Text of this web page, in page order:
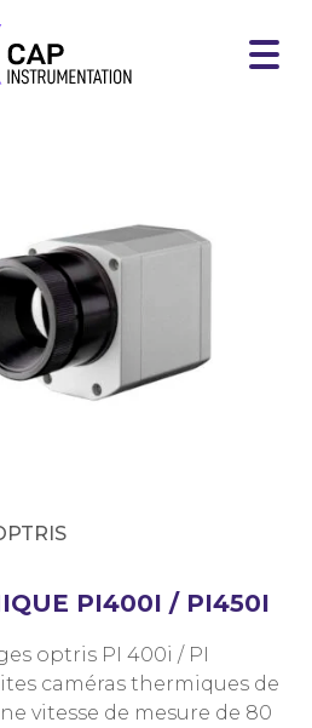
PI400I / PI450I
optris PI 400i / PI
caméras thermiques de
vitesse de mesure de 80